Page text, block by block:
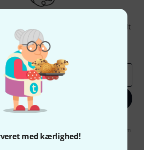
med kærlighed!
Nyhedsbrevet på engelsk og med lidt
af 50 gavekort
Tilbud
Tilmeld dig nu
e-mail-reklame. Dette tilsagn kan når som
Find yderligere informationer i vores